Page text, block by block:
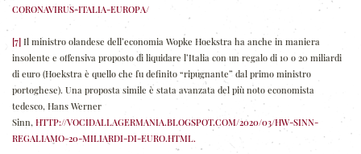
CORONAVIRUS-ITALIA-EUROPA/
[7] Il ministro olandese dell’economia Wopke Hoekstra ha anche in maniera
insolente e offensiva proposto di liquidare l’Italia con un regalo di 10 o 20 miliardi
di euro (Hoekstra è quello che fu definito “ripugnante” dal primo ministro
portoghese). Una proposta simile è stata avanzata del più noto economista
tedesco, Hans Werner
Sinn, HTTP://VOCIDALLAGERMANIA.BLOGSPOT.COM/2020/03/HW-SINN-
REGALIAMO-20-MILIARDI-DI-EURO.HTML.